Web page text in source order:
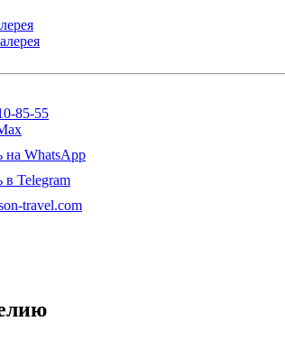
85-55
на WhatsApp
в Telegram
travel.com